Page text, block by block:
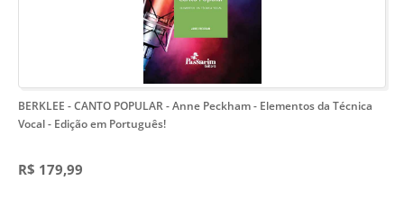
BERKLEE - CANTO POPULAR - Anne Peckham- Elementos da Técnica
Vocal - Edição em Português!
R$ 179,99